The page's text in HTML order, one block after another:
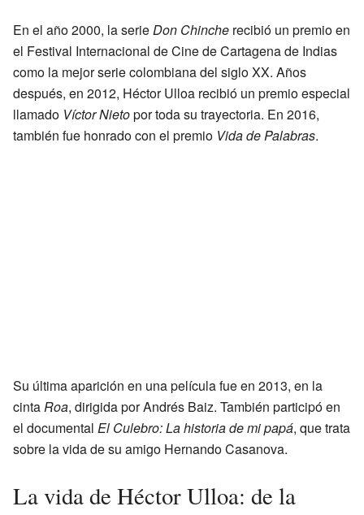
En el año 2000, la serieDon Chinche recibió un premio en
el Festival Internacional de Cine de Cartagena de Indias
como la mejor serie colombiana del siglo XX. Años
después, en 2012, Héctor Ulloa recibió un premio especial
llamado Víctor Nietopor toda su trayectoria. En 2016,
también fue honrado con el premio Vida de Palabras.
Su última aparición en una película fue en 2013, en la
cintaRoa, dirigida por Andrés Baiz. También participó en
el documental El Culebro: La historia de mi papá, que trata
sobre la vida de su amigo Hernando Casanova.
La vida de Héctor Ulloa: de la